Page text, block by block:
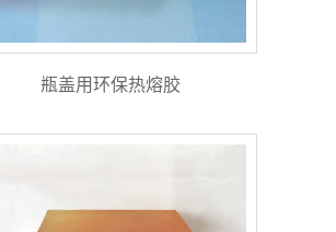
瓶盖用环保热熔胶